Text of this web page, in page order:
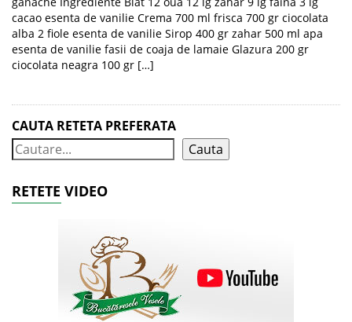
cacao esenta de vanilie Crema 700 ml frisca 700 gr ciocolata
alba 2 fiole esenta de vanilie Sirop 400 gr zahar 500 ml apa
esenta de vanilie fasii de coaja de lamaie Glazura 200 gr
ciocolata neagra 100 gr […]
CAUTA RETETA PREFERATA
Cauta
RETETE VIDEO